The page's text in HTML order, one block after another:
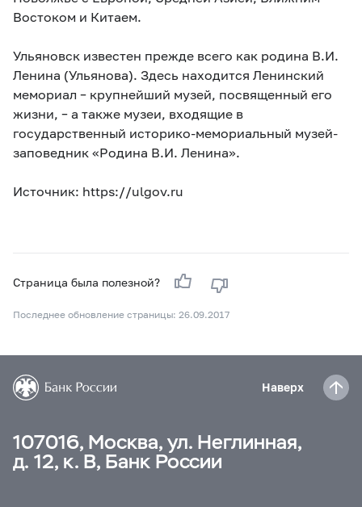
Востоком и Китаем.
Ульяновск известен прежде всего как родина В.И.
Ленина (Ульянова). Здесь находится Ленинский
мемориал – крупнейший музей, посвященный его
жизни, – а также музеи, входящие в
государственный историко-мемориальный музей-
заповедник «Родина В.И. Ленина».
Источник: https://ulgov.ru
Страница была полезной?
Последнее обновление страницы: 26.09.2017
Наверх
107016, Москва, ул. Неглинная,
д. 12, к. В, Банк России